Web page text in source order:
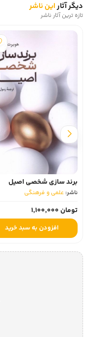
دیگر آثاراین ناشر
تازه ترین آثار ناشر
برند سازی شخصی اصیل
ناشر: علمی و فرهنگی
تومان 1,100,000
افزودن به سبد خرید